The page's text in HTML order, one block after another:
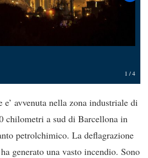
1 /4
e’ avvenuta nella zona industriale di
chilometri a sud di Barcellona in
petrolchimico. La deflagrazione
generato una vasto incendio. Sono